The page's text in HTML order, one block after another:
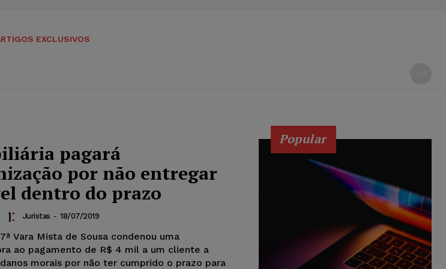
EXCLUSIVOS
pagará
por não entregar
dentro do prazo
Juristas - 18/07/2019
Vara Mista de Sousa condenou uma
ao pagamento de R$ 4 mil a um cliente a
morais por não ter cumprido o prazo para
Popular